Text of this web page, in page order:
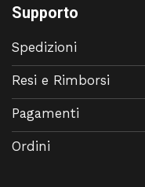
Supporto
Spedizioni
Resi e Rimborsi
Pagamenti
Ordini